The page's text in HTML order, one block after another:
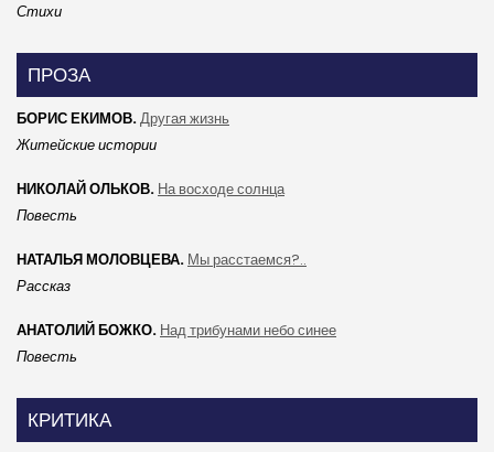
Стихи
ПРОЗА
БОРИС ЕКИМОВ.Другая жизнь
Житейские истории
НИКОЛАЙ ОЛЬКОВ. На восходе солнца
Повесть
НАТАЛЬЯ МОЛОВЦЕВА. Мы расстаемся?..
Рассказ
АНАТОЛИЙ БОЖКО. Над трибунами небо синее
Повесть
КРИТИКА